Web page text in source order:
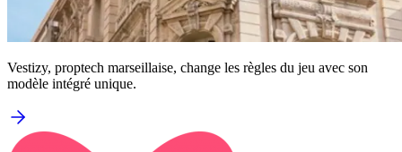
Vestizy, proptech marseillaise, change les règles du jeu avec son
modèle intégré unique.